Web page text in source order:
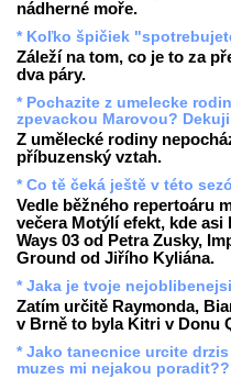
nádherné moře.
* Koľko špičiek
Záleží na tom, co je to za
dva páry.
* Pochazite z umelecke
zpevackou Marovou? Dekuji
Z umělecké rodiny
příbuzenský vztah.
* Co tě čeká ještě v této
Vedle běžného repertoáru
večera Motýlí efekt, kde
Ways 03 od Petra Zusky,
Ground od Jiřího Kyliána.
* Jaka je tvoje
Zatím určitě Raymonda,
v Brně to byla Kitri v Donu
* Jako tanecnice urcite
muzes mi nejakou